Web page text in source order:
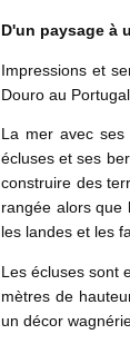
D'un paysage à
Impressions et
Douro au
La mer avec
écluses et ses
construire des
rangée alors que
les landes et les
Les écluses sont
mètres de
un décor